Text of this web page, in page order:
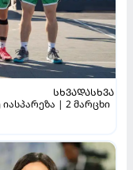
ᲡᲮᲕᲐᲓᲐᲡᲮᲕᲐ
| 2 მარცხი